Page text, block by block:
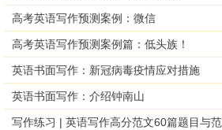
高考英语写作预测案例：微信
高考英语写作预测案例篇：低头族！
英语书面写作：新冠病毒疫情应对措施
英语书面写作：介绍钟南山